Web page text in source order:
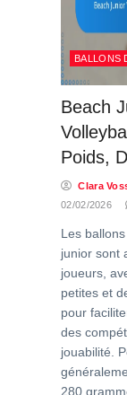
BALLONS
Beach
Poids,
Clara
02/02/2026
Les
junior sont
joueurs,
petites et
pour
des
jouabilité.
280